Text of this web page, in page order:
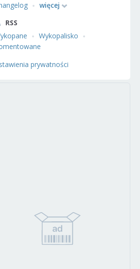
więcej
RSS
Wykopalisko
prywatności